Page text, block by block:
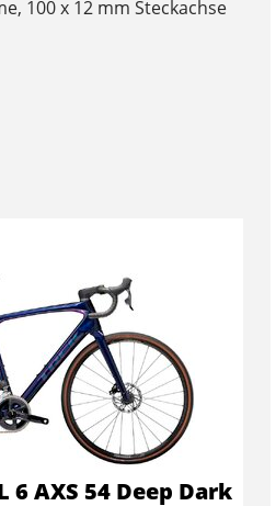
100 x 12 mm Steckachse
6 AXS 54 Deep Dark